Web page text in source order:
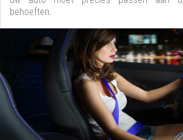
behoeften.